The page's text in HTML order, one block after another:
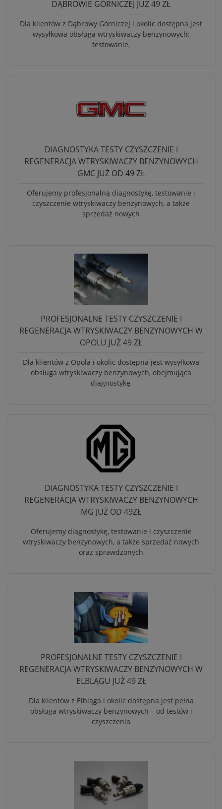
DĄBROWIE GÓRNICZEJ JUŻ 49 ZŁ
Dla klientów z Dąbrowy Górniczej i okolic dostępna jest
wysyłkowa obsługa wtryskiwaczy benzynowych:
testowanie,
DIAGNOSTYKA TESTY CZYSZCZENIE I
REGENERACJA WTRYSKIWACZY BENZYNOWYCH
GMC JUŻ OD 49 ZŁ
Oferujemy profesjonalną diagnostykę, testowanie i
czyszczenie wtryskiwaczy benzynowych, a także
sprzedaż nowych
PROFESJONALNE TESTY CZYSZCZENIE I
REGENERACJA WTRYSKIWACZY BENZYNOWYCH W
OPOLU JUŻ 49 ZŁ
Dla klientów z Opola i okolic dostępna jest wysyłkowa
obsługa wtryskiwaczy benzynowych, obejmująca
diagnostykę,
DIAGNOSTYKA TESTY CZYSZCZENIE I
REGENERACJA WTRYSKIWACZY BENZYNOWYCH
MG JUŻ OD 49ZŁ
Oferujemy diagnostykę, testowanie i czyszczenie
wtryskiwaczy benzynowych, a także sprzedaż nowych
oraz sprawdzonych
PROFESJONALNE TESTY CZYSZCZENIE I
REGENERACJA WTRYSKIWACZY BENZYNOWYCH W
ELBLĄGU JUŻ 49 ZŁ
Dla klientów z Elbląga i okolic dostępna jest pełna
obsługa wtryskiwaczy benzynowych – od testów i
czyszczenia